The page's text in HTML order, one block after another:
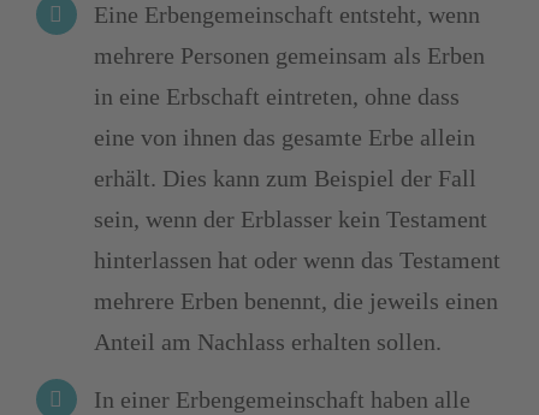
Eine Erbengemeinschaft entsteht, wenn
mehrere Personen gemeinsam als Erben
in eine Erbschaft eintreten, ohne dass
eine von ihnen das gesamte Erbe allein
erhält. Dies kann zum Beispiel der Fall
sein, wenn der Erblasser kein Testament
hinterlassen hat oder wenn das Testament
mehrere Erben benennt, die jeweils einen
Anteil am Nachlass erhalten sollen.
In einer Erbengemeinschaft haben alle